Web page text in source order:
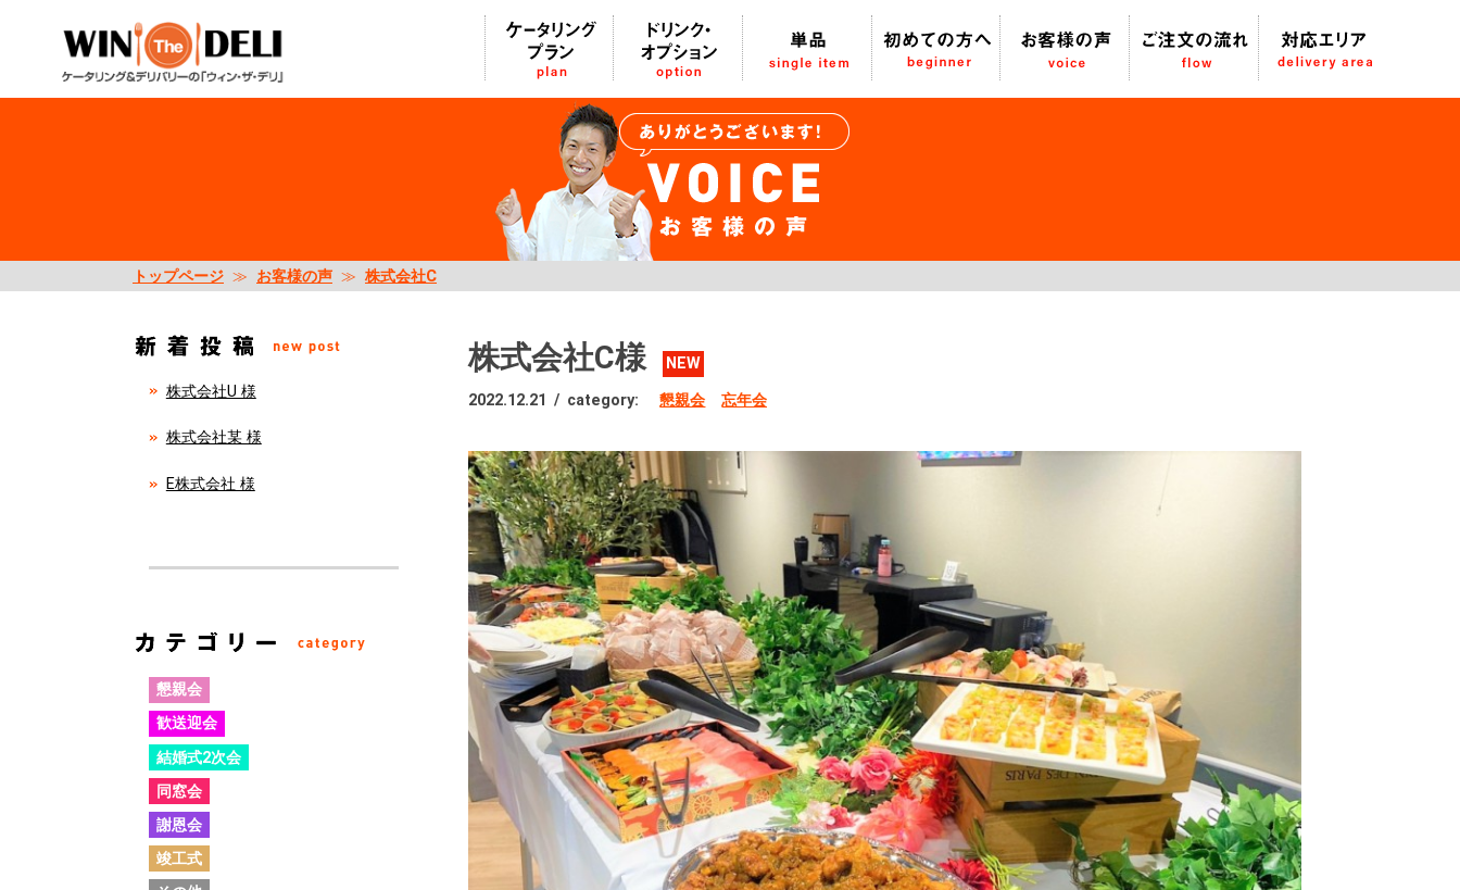
トップページ ≫ お客様の声 ≫ 株式会社C
株式会社C様 NEW
2022.12.21 / category: 懇親会 忘年会
株式会社U 様
株式会社某 様
E株式会社 様
懇親会
歓送迎会
結婚式2次会
同窓会
謝恩会
竣工式